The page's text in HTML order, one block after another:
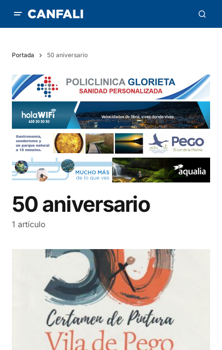
Portada 50 aniversario
50 aniversario
1 artículo